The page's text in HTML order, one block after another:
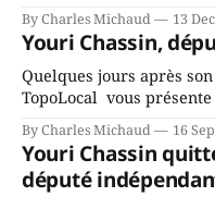
mandat à titre de maire
fait l’annonce en
rassemblés en soirée
By Charles Michaud 13
Youri Chassin,
Quelques jours après
TopoLocal vous
Chassin. Nous avons
depuis longtemps? Sera-
ans? Joindrait-il un
conservateurs d’Éric
By Charles Michaud 16
Youri Chassin
député